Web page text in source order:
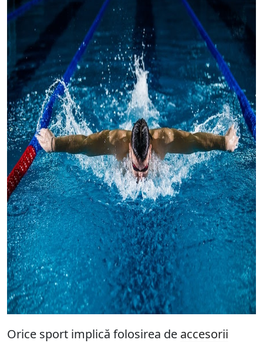
Orice sport implică folosirea de accesorii